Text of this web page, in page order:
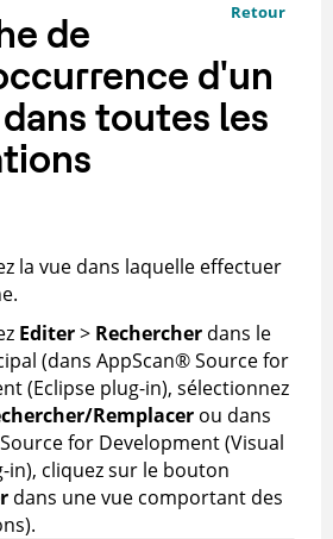
Retour
de
d'un
toutes les
la vue dans laquelle effectuer
Editer> Rechercher dans le
(dans AppScan®Source for
(Eclipse plug-in), sélectionnez
Remplacer ou dans
Source for Development (Visual
in), cliquez sur le bouton
dans une vue comportant des